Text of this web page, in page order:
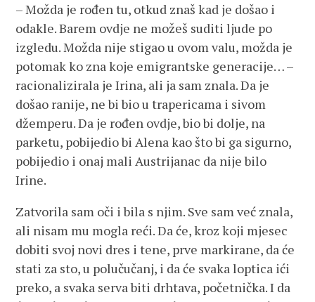
– Možda je rođen tu, otkud znaš kad je došao i
odakle. Barem ovdje ne možeš suditi ljude po
izgledu. Možda nije stigao u ovom valu, možda je
potomak ko zna koje emigrantske generacije… –
racionalizirala je Irina, ali ja sam znala. Da je
došao ranije, ne bi bio u trapericama i sivom
džemperu. Da je rođen ovdje, bio bi dolje, na
parketu, pobijedio bi Alena kao što bi ga sigurno,
pobijedio i onaj mali Austrijanac da nije bilo
Irine.
Zatvorila sam oči i bila s njim. Sve sam već znala,
ali nisam mu mogla reći. Da će, kroz koji mjesec
dobiti svoj novi dres i tene, prve markirane, da će
stati za sto, u polučučanj, i da će svaka loptica ići
preko, a svaka serva biti drhtava, početnička. I da